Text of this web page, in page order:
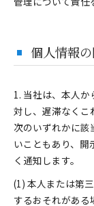
個人情報
1. 当社は、本人
対し、遅滞なくこ
次のいずれかに該
いこともあり、開
く通知します。
(1) 本人または第
するおそれがある